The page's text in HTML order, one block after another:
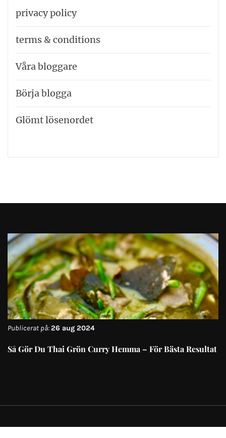
privacy policy
terms & conditions
Våra bloggare
Börja blogga
Glömt lösenordet
Publicerat på:26 aug 2024
Så Gör Du Thai Grön Curry Hemma – För Bästa Resultat